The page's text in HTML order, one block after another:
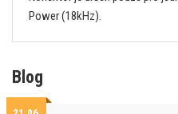
Power (18kHz).
Blog